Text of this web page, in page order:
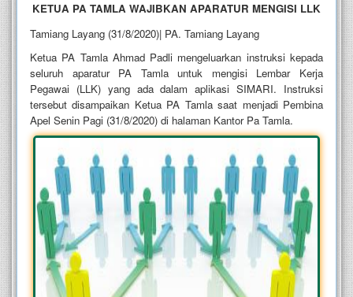
KETUA PA TAMLA WAJIBKAN APARATUR MENGISI LLK
Tamiang Layang (31/8/2020)| PA. Tamiang Layang
Ketua PA Tamla Ahmad Padli mengeluarkan instruksi kepada
seluruh aparatur PA Tamla untuk mengisi Lembar Kerja
Pegawai (LLK) yang ada dalam aplikasi SIMARI. Instruksi
tersebut disampaikan Ketua PA Tamla saat menjadi Pembina
Apel Senin Pagi (31/8/2020) di halaman Kantor Pa Tamla.